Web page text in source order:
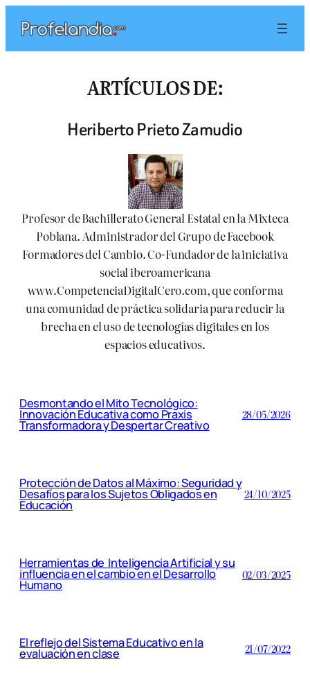
contenido
ARTÍCULOS DE:
Heriberto Prieto Zamudio
Profesor de Bachillerato General Estatal en la Mixteca
Poblana. Administrador del Grupo de Facebook
Formadores del Cambio. Co-Fundador de la iniciativa
social iberoamericana
www.CompetenciaDigitalCero.com, que conforma
una comunidad de práctica solidaria para reducir la
brecha en el uso de tecnologías digitales en los
espacios educativos.
Desmontando el Mito Tecnológico:
Innovación Educativa como Praxis
Transformadora y Despertar Creativo
28/05/2026
Protección de Datos al Máximo: Seguridad y
Desafíos para los Sujetos Obligados en
Educación
24/10/2025
Herramientas de Inteligencia Artificial y su
influencia en el cambio en el Desarrollo
Humano
02/03/2025
El reflejo del Sistema Educativo en la
evaluación en clase 21/07/2022